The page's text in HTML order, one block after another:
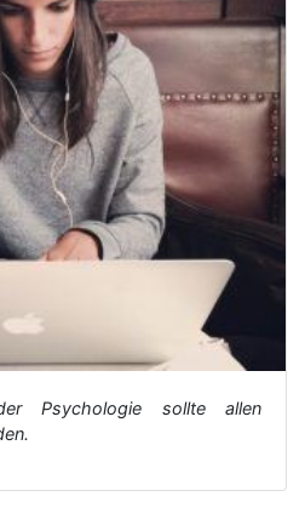
Psychologie sollte allen